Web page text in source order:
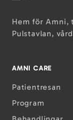
Hem för Amni,
Pulstavlan,
AMNI CARE
Patientresan
Program